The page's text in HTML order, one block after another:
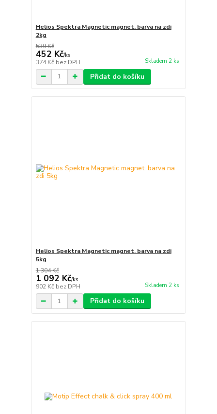
Helios Spektra Magnetic magnet. barva na zdi
2kg
539 Kč
452 Kč/ks
374 Kč bez DPH Skladem 2 ks
Přidat do košíku
Helios Spektra Magnetic magnet. barva na zdi
5kg
1 304 Kč
1 092 Kč/ks
902 Kč bez DPH Skladem 2 ks
Přidat do košíku